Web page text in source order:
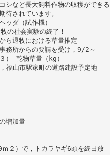
シなど長大飼料作物の収穫ができる
待されています。
ッダ（試作機）
の社会実験の終了！
ら退牧における草量推定
務所からの要請を受け，9/2～
） 乾物草量（kg）
福山市駅家町の道路建設予定地
増加量
ｍ２）で，トカラヤギ6頭を終日放